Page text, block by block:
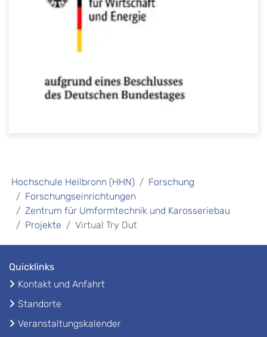
Hochschule Heilbronn (HHN)
Forschung
Forschungseinrichtungen
Zentrum für Umformtechnik und Karosseriebau
Projekte
Virtual Try Out
Quicklinks
Kontakt und Anfahrt
Standorte
Veranstaltungskalender